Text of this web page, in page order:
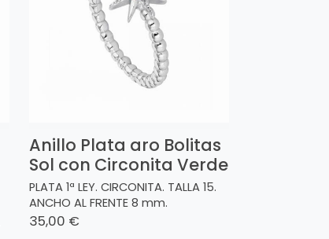
Anillo Plata aro Bolitas
Sol con Circonita Verde
PLATA 1ª LEY. CIRCONITA. TALLA 15.
ANCHO AL FRENTE 8 mm.
35,00 €